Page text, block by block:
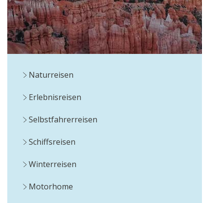
Naturreisen
Erlebnisreisen
Selbstfahrerreisen
Schiffsreisen
Winterreisen
Motorhome